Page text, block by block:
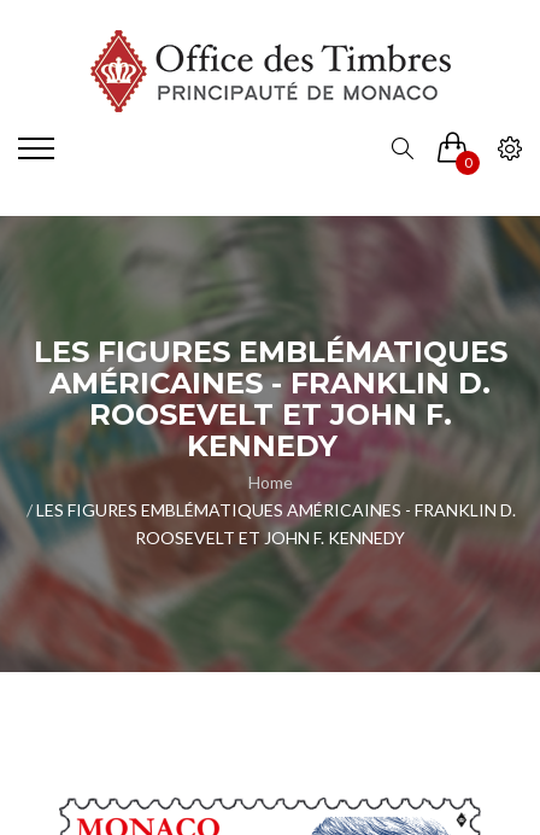
0
LES FIGURES EMBLÉMATIQUES
AMÉRICAINES - FRANKLIN D.
ROOSEVELT ET JOHN F.
KENNEDY
Home
LES FIGURES EMBLÉMATIQUES AMÉRICAINES - FRANKLIN D.
ROOSEVELT ET JOHN F. KENNEDY